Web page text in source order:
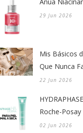
Anua
29 Jun 2026
Mis Básicos
Que Nunca
22 Jun 2026
Roche-Posay
02 Jun 2026